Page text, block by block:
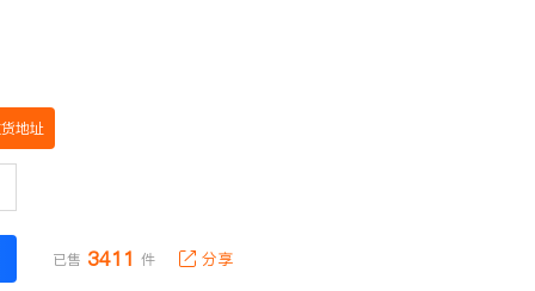
地址
已售 3411 件 分享